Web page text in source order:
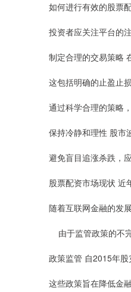
如何进行有效的股票
投资者应关注平台的
制定合理的交易策略
这包括明确的止盈止
通过科学合理的策略
保持冷静和理性 股市
避免盲目追涨杀跌，
股票配资市场现状 近
随着互联网金融的发
由于监管政策的不
政策监管 自2015年股
这些政策旨在降低金